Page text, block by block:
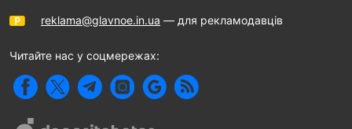
reklama@glavnoe.in.ua — для рекламодавців
Читайте нас у соцмережах: